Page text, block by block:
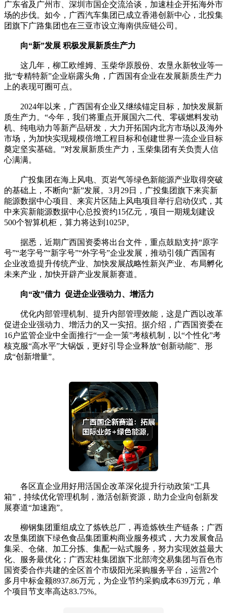
广东省及广州市、深圳市国企交流洽谈，加速桂企开拓海外市
场的步伐。如今，广西汽车集团已成立香港创新中心，北投集
团旗下广路集团也在三亚市设立海南供应链公司。
向“新”发展 积极发展新质生产力
这几年，柳工欧维姆、玉柴华原股份、农垦永新牧业等一
批“专精特新”企业崭露头角，广西国有企业在发展新质生产力
上的表现可圈可点。
2024年以来，广西国有企业又继续锚定目标，加快发展新
质生产力。“今年，我们将重点开展国六二代、零碳燃料发动
机、纯电动力等新产品研发，大力开拓国内北方市场以及海外
市场，为加快实现规模倍增工程目标和创建世界一流企业目标
奠定坚实基础。”对发展新质生产力，玉柴集团有关负责人信
心满满。
广投集团在海上风电、页岩气等绿色新能源产业取得突破
的基础上，不断向“新”发展。3月29日，广投集团旗下来宾新
能源数据中心项目、来宾片区陆上风电项目举行启动仪式，其
中来宾新能源数据中心总投资约15亿元，项目一期规划建设
500个智算机柜，算力将达到1025P。
据悉，近期广西国资委将出台文件，重点鼓励支持“原字
号”“老字号”“新字号”“外字号”企业发展，推动引领广西国有
企业改造提升传统产业、加快发展战略性新兴产业、布局孵化
未来产业，加快开辟产业发展新赛道。
向“改”借力 促进企业强动力、增活力
优化内部管理机制、提升内部管理效能，这是广西以改革
促进企业强动力、增活力的又一实招。据介绍，广西国资委在
16户监管企业中全面推行“一企一策”考核机制，以“个性化”考
核克服“高水平”大锅饭，更好引导企业释放“创新动能”、形
成“创新增量”。
各区直企业用好用活国企改革深化提升行动政策“工具
箱”，持续优化管理机制，激活创新资源，助力企业向创新发
展赛道“加速跑”。
柳钢集团重组成立了炼铁总厂，再造炼铁生产链条；广西
农垦集团旗下绿色食品集团重构商业服务模式，大力发展食品
集采、仓储、加工分拣、集配一站式服务，努力实现效益最大
化、服务最优化；广西宏桂集团旗下北部湾交易集团与百色市
国资委合作共建的全区首个市级阳光采购服务平台，运营2个
多月中标金额8937.86万元，为企业节约采购成本639万元，单
个项目节支率高达83.75%。